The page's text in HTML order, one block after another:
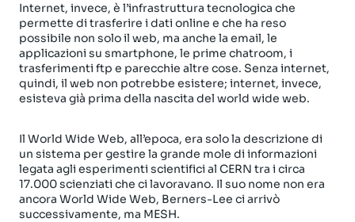
Internet, invece, è l’infrastruttura tecnologica che
permette di trasferire i dati online e che ha reso
possibile non solo il web, ma anche la email, le
applicazioni su smartphone, le prime chatroom, i
trasferimenti ftp e parecchie altre cose. Senza internet,
quindi, il web non potrebbe esistere; internet, invece,
esisteva già prima della nascita del world wide web.
Il World Wide Web, all’epoca, era solo la descrizione di
un sistema per gestire la grande mole di informazioni
legata agli esperimenti scientifici al CERN tra i circa
17.000 scienziati che ci lavoravano. Il suo nome non era
ancora World Wide Web, Berners-Lee ci arrivò
successivamente, ma MESH.